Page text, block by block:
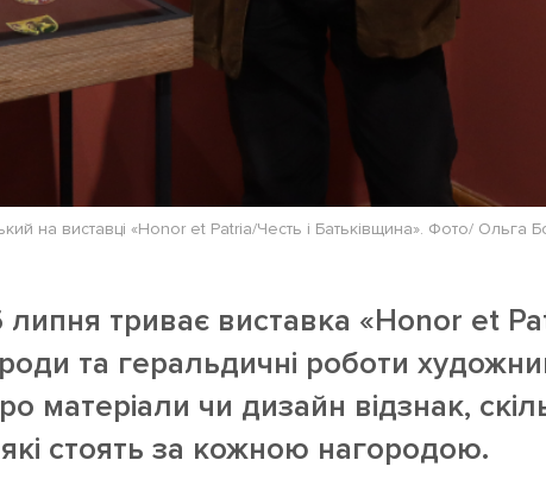
на виставці «Honor et Patria/Честь і Батьківщина». Фото/ Ольга
триває виставка «Honor et
та геральдичні роботи
матеріали чи дизайн відзнак,
які стоять за кожною нагородою.